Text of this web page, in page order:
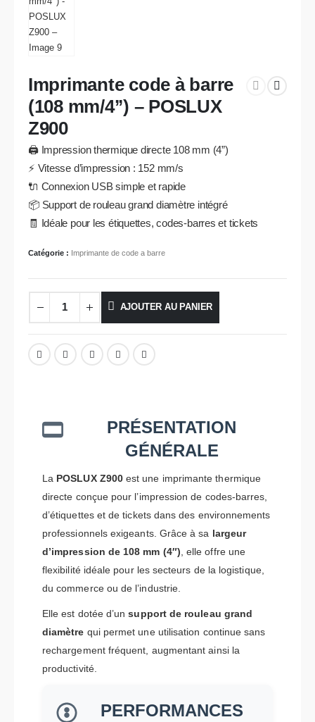
Imprimante code à barre
(108 mm/4’’) – POSLUX
Z900
🖨️ Impression thermique directe 108 mm (4”)
⚡ Vitesse d’impression : 152 mm/s
🔌 Connexion USB simple et rapide
📦 Support de rouleau grand diamètre intégré
🧾 Idéale pour les étiquettes, codes-barres et tickets
Catégorie : Imprimante de code a barre
AJOUTER AU PANIER
PRÉSENTATION
GÉNÉRALE
La POSLUX Z900 est une imprimante thermique
directe conçue pour l’impression de codes-barres,
d’étiquettes et de tickets dans des environnements
professionnels exigeants. Grâce à sa largeur
d’impression de 108 mm (4″) , elle offre une
flexibilité idéale pour les secteurs de la logistique,
du commerce ou de l’industrie.
Elle est dotée d’unsupport de rouleau grand
diamètre qui permet une utilisation continue sans
rechargement fréquent, augmentant ainsi la
productivité.
PERFORMANCES